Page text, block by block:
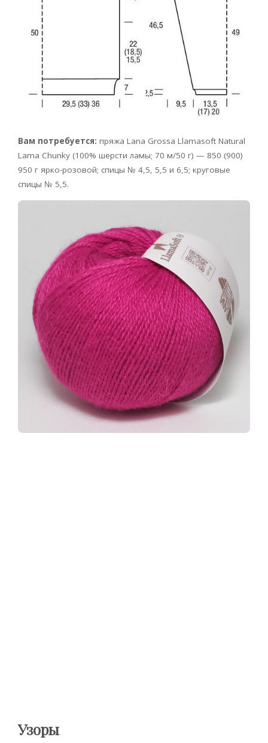
Вам потребуется: пряжа Lana Grossa Llamasoft Natural
Lama Chunky (100% шерсти ламы; 70 м/50 г) — 850 (900)
950 г ярко-розовой; спицы № 4,5, 5,5 и 6,5; круговые
спицы № 5,5.
Узоры